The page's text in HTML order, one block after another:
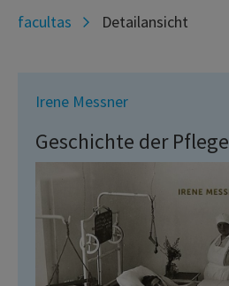
facultas Detailansicht
Irene Messner
Geschichte der Pflege